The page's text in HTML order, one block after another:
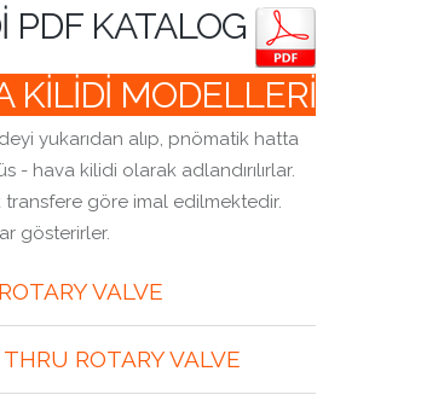
PDF KATALOG
KİLİDİ MODELLERİ
yukarıdan alıp, pnömatik hatta
- hava kilidi olarak adlandırılırlar.
transfere göre imal edilmektedir.
gösterirler.
VALVE
ROTARY VALVE